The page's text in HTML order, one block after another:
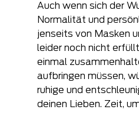
Auch wenn sich der
Normalität und
jenseits von Masken
leider noch nicht
einmal
aufbringen müssen,
ruhige und
deinen Lieben. Zeit,